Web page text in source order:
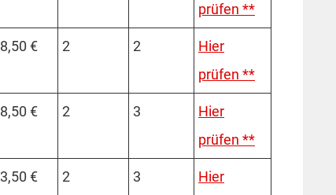
prüfen **
€ 2 2
Hier
prüfen **
€ 2 3
Hier
prüfen **
€ 2 3
Hier